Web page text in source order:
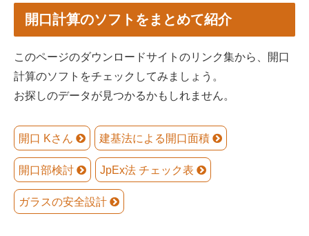
開口計算のソフトをまとめて紹介
このページのダウンロードサイトのリンク集から、開口
計算のソフトをチェックしてみましょう。
お探しのデータが見つかるかもしれません。
開口 Kさん 建基法による開口面積
開口部検討 JpEx法 チェック表
ガラスの安全設計